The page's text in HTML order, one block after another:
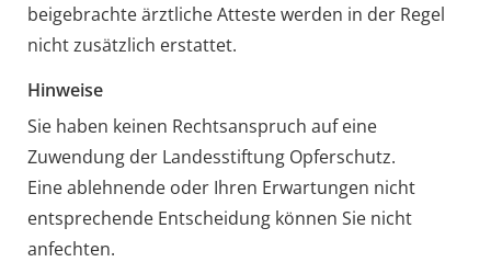
beigebrachte ärztliche Atteste werden in der Regel
nicht zusätzlich erstattet.
Hinweise
Sie haben keinen Rechtsanspruch auf eine
Zuwendung der Landesstiftung Opferschutz.
Eine ablehnende oder Ihren Erwartungen nicht
entsprechende Entscheidung können Sie nicht
anfechten.